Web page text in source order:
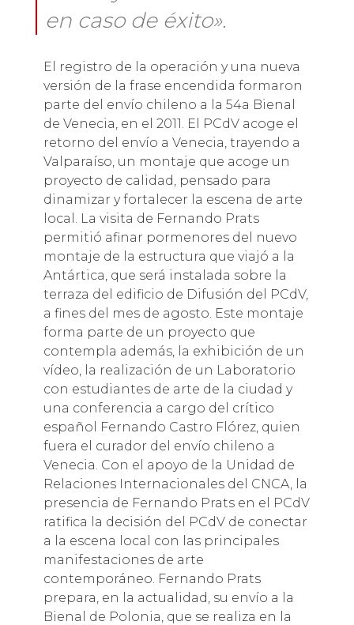
en caso de éxito».
El registro de la operación y una nueva
versión de la frase encendida formaron
parte del envío chileno a la 54a Bienal
de Venecia, en el 2011. El PCdV acoge el
retorno del envío a Venecia, trayendo a
Valparaíso, un montaje que acoge un
proyecto de calidad, pensado para
dinamizar y fortalecer la escena de arte
local. La visita de Fernando Prats
permitió afinar pormenores del nuevo
montaje de la estructura que viajó a la
Antártica, que será instalada sobre la
terraza del edificio de Difusión del PCdV,
a fines del mes de agosto. Este montaje
forma parte de un proyecto que
contempla además, la exhibición de un
vídeo, la realización de un Laboratorio
con estudiantes de arte de la ciudad y
una conferencia a cargo del crítico
español Fernando Castro Flórez, quien
fuera el curador del envío chileno a
Venecia. Con el apoyo de la Unidad de
Relaciones Internacionales del CNCA, la
presencia de Fernando Prats en el PCdV
ratifica la decisión del PCdV de conectar
a la escena local con las principales
manifestaciones de arte
contemporáneo. Fernando Prats
prepara, en la actualidad, su envío a la
Bienal de Polonia, que se realiza en la